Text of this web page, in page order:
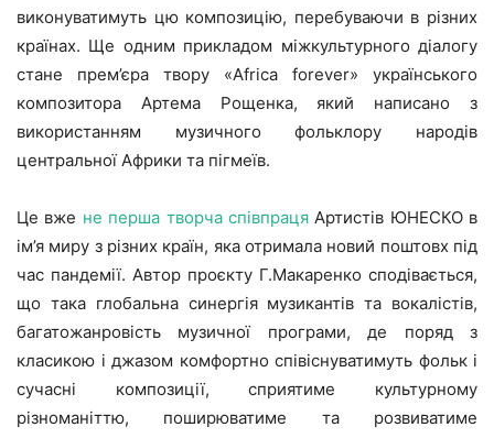
виконуватимуть цю композицію, перебуваючи в різних
країнах. Ще одним прикладом міжкультурного діалогу
стане прем’єра твору «Africa forever» українського
композитора Артема Рощенка, який написано з
використанням музичного фольклору народів
центральної Африки та пігмеїв.
Це вже не перша творча співпрацяАртистів ЮНЕСКО в
ім’я миру з різних країн, яка отримала новий поштовх під
час пандемії. Автор проєкту Г.Макаренко сподівається,
що така глобальна синергія музикантів та вокалістів,
багатожанровість музичної програми, де поряд з
класикою і джазом комфортно співіснуватимуть фольк і
сучасні композиції, сприятиме культурному
різноманіттю, поширюватиме та розвиватиме